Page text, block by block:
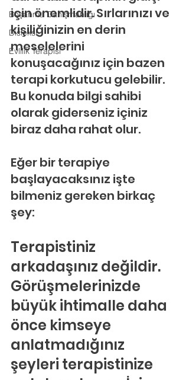
Boşanma Danışmanlığı
Disleksi
Evlilik Terapisi
için önemlidir. Sırlarınızı ve
kişiliğinizin en derin
meselelerini
konuşacağınız için bazen
terapi korkutucu gelebilir.
Bu konuda bilgi sahibi
olarak giderseniz içiniz
biraz daha rahat olur.
Eğer bir terapiye
başlayacaksınız işte
bilmeniz gereken birkaç
şey:
Terapistiniz
arkadaşınız değildir.
Görüşmelerinizde
büyük ihtimalle daha
önce kimseye
anlatmadığınız
şeyleri terapistinize